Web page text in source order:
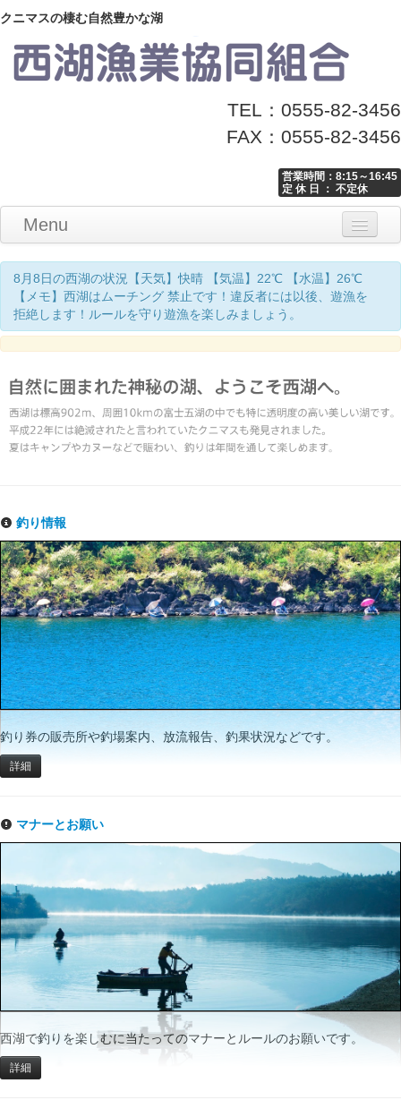
クニマスの棲む自然豊かな湖
TEL：0555-82-3456
FAX：0555-82-3456
営業時間：8:15～16:45
定 休 日 ： 不定休
Menu
Home
釣り情報
マナーとお願い
クニマス展示館
漁協からのお知らせ
お問い合わせ
8月8日の西湖の状況【天気】快晴 【気温】22℃ 【水温】26℃
【メモ】西湖はムーチング 禁止です！違反者には以後、遊漁を
拒絶します！ルールを守り遊漁を楽しみましょう。
釣り情報
釣り券の販売所や釣場案内、放流報告、釣果状況などです。
詳細
マナーとお願い
西湖で釣りを楽しむに当たってのマナーとルールのお願いです。
詳細